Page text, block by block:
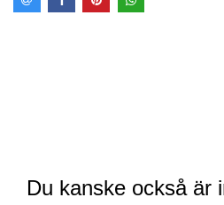
Du kanske också är